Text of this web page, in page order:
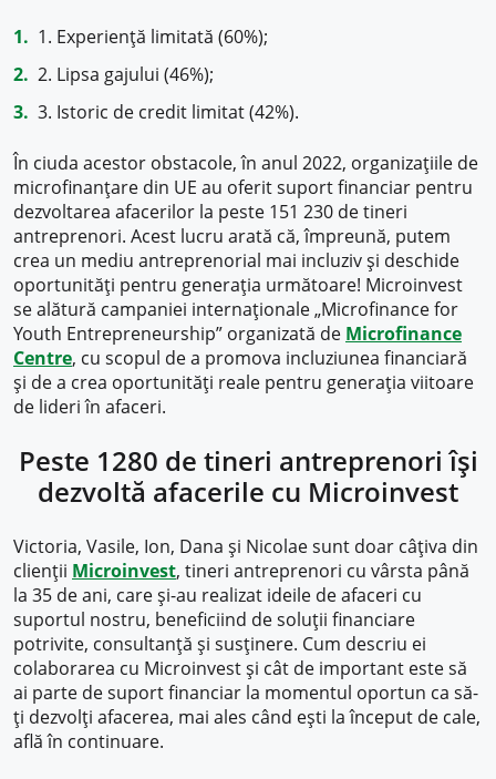
1. Experiență limitată (60%);
2. Lipsa gajului (46%);
3. Istoric de credit limitat (42%).
În ciuda acestor obstacole, în anul 2022, organizațiile de
microfinanțare din UE au oferit suport financiar pentru
dezvoltarea afacerilor la peste 151 230 de tineri
antreprenori. Acest lucru arată că, împreună, putem
crea un mediu antreprenorial mai incluziv și deschide
oportunități pentru generația următoare! Microinvest
se alătură campaniei internaționale „Microfinance for
Youth Entrepreneurship” organizată de Microfinance
Centre, cu scopul de a promova incluziunea financiară
și de a crea oportunități reale pentru generația viitoare
de lideri în afaceri.
Peste 1280 de tineri antreprenori își
dezvoltă afacerile cu Microinvest
Victoria, Vasile, Ion, Dana și Nicolae sunt doar câțiva din
clienții Microinvest, tineri antreprenori cu vârsta până
la 35 de ani, care și-au realizat ideile de afaceri cu
suportul nostru, beneficiind de soluții financiare
potrivite, consultanță și susținere. Cum descriu ei
colaborarea cu Microinvest și cât de important este să
ai parte de suport financiar la momentul oportun ca să-
ți dezvolți afacerea, mai ales când ești la început de cale,
află în continuare.